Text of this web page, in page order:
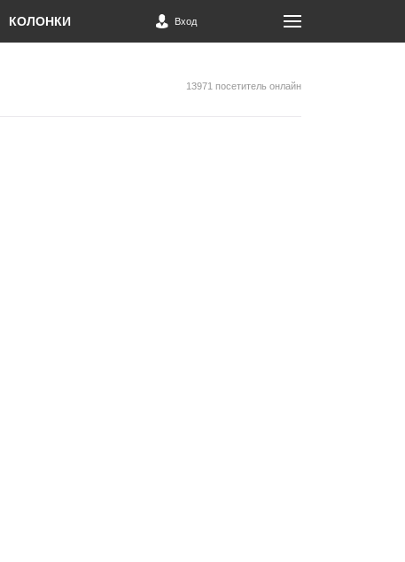
КОЛОНКИ Вход
13971 посетитель онлайн